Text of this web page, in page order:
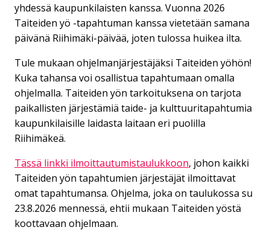
yhdessä kaupunkilaisten kanssa. Vuonna 2026
Taiteiden yö -tapahtuman kanssa vietetään samana
päivänä Riihimäki-päivää, joten tulossa huikea ilta.
Tule mukaan ohjelmanjärjestäjäksi Taiteiden yöhön!
Kuka tahansa voi osallistua tapahtumaan omalla
ohjelmalla. Taiteiden yön tarkoituksena on tarjota
paikallisten järjestämiä taide- ja kulttuuritapahtumia
kaupunkilaisille laidasta laitaan eri puolilla
Riihimäkeä.
Tässä linkki ilmoittautumistaulukkoon, johon kaikki
Taiteiden yön tapahtumien järjestäjät ilmoittavat
omat tapahtumansa. Ohjelma, joka on taulukossa su
23.8.2026 mennessä, ehtii mukaan Taiteiden yöstä
koottavaan ohjelmaan.